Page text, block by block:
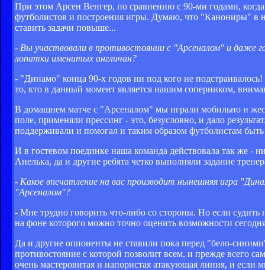
При этом Арсен Венгер, по сравнению с 90-ми годами,
футболистов и построения игры. Думаю, что "Канониры" в
ставить задачи повыше...
- Вы участвовали в противостоянии с "Арсеналом" и даже
лопатки именитых англичан?
- "Динамо" конца 90-х годов ни под кого не
то, кто в данный момент является нашим соперником,
В домашнем матче с "Арсеналом" мы играли мобильно и
поле, применяли прессинг - это, безусловно, и дало
поддерживали и помогал и таким образом футболистам
И в гостевом поединке наша команда действовала так же -
Анелька, да и другие ребята четко выполняли задание
- Какое впечатление на вас производит нынешняя игра
"Арсеналом"?
- Мне трудно говорить что-либо со стороны. Но если
на фоне которого можно точно оценить возможности
Да и другие оппоненты не ставили пока перед "бело-
противостояние с которой позволит всем, и прежде всего
очень мастеровитая и напористая атакующая линия, и если